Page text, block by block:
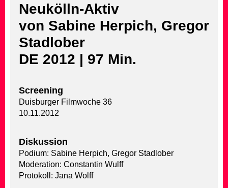
Neukölln-Aktiv
von Sabine Herpich, Gregor
Stadlober
DE 2012 | 97 Min.
Screening
Duisburger Filmwoche 36
10.11.2012
Diskussion
Podium: Sabine Herpich, Gregor Stadlober
Moderation: Constantin Wulff
Protokoll: Jana Wolff